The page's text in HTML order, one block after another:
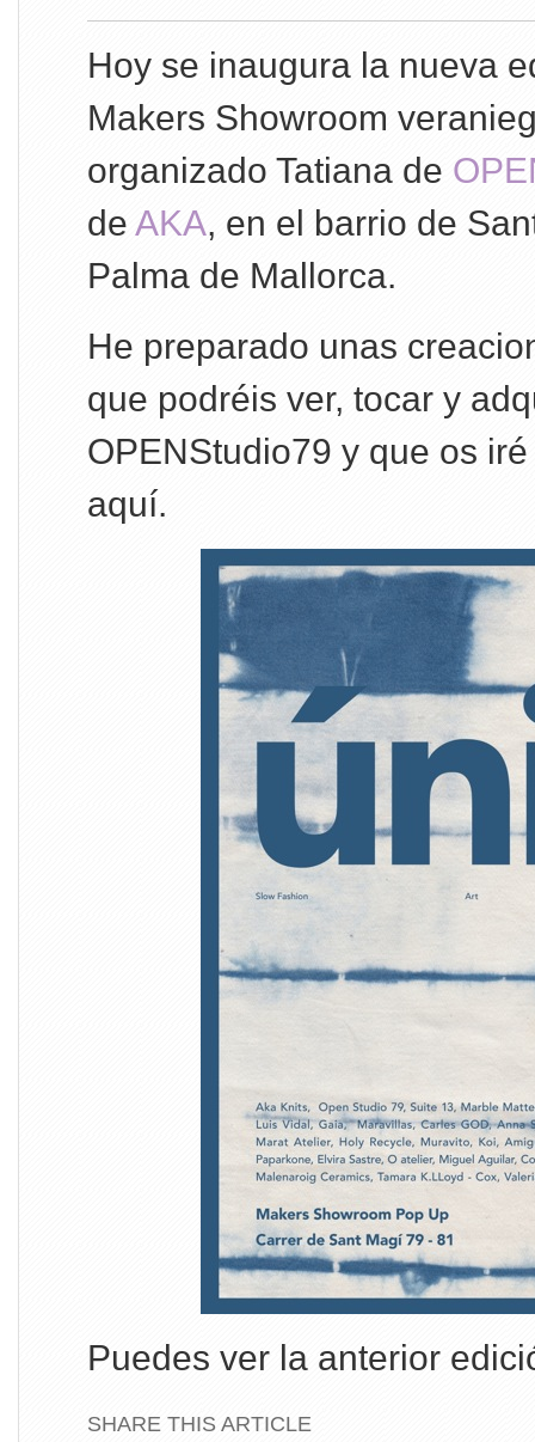
Hoy se inaugura la nueva
Makers Showroom
organizado Tatiana de
de AKA, en el barrio de
Palma de Mallorca.
He preparado unas
que podréis ver, tocar y
OPENStudio79 y que os
aquí.
Puedes ver la anterior
SHARE THIS ARTICLE